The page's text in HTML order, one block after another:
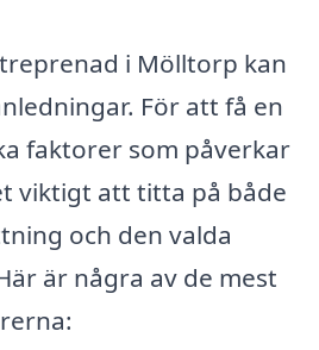
i Mölltorp kan
För att få en
faktorer som påverkar
viktigt att titta på både
och den valda
är några av de mest